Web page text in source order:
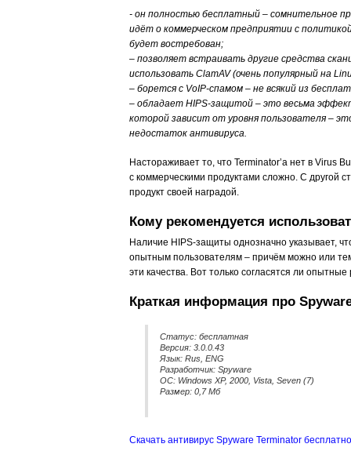
- он полностью бесплатный – сомнительное
идёт о коммерческом предприятии с
будет востребован;
– позволяет встраивать другие средства
использовать ClamAV (очень популярный на
– борется с VoIP-спамом – не всякий из
– обладает HIPS-защитой – это весьма
которой зависит от уровня пользователя –
недостаток антивируса.
Настораживает то, что Terminator’а нет в Virus
с коммерческими продуктами сложно. С другой
продукт своей наградой.
Кому рекомендуется
Наличие HIPS-защиты однозначно указывает,
опытным пользователям – причём можно или
эти качества. Вот только согласятся ли
Краткая информация про
Статус: бесплатная
Версия: 3.0.0.43
Язык: Rus, ENG
Разработчик: Spyware
ОС: Windows XP, 2000, Vista, Seven (7)
Размер: 0,7 Мб
Скачать антивирус Spyware Terminator бесплатно